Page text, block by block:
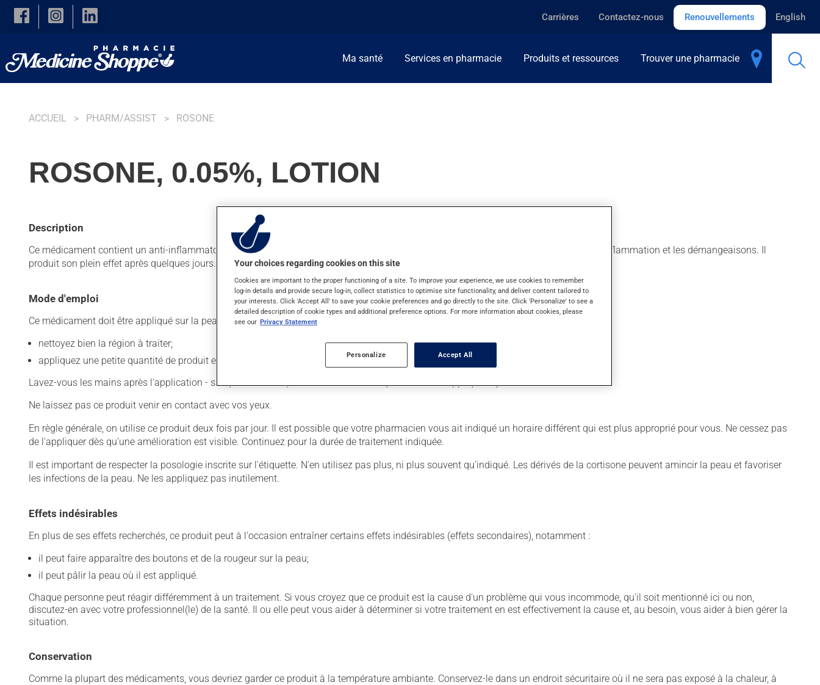
Skip to main content
Carrières Contactez-nous Renouvellements English
Ma santé Services en pharmacie Produits et ressources Trouver une pharmacie
ACCUEIL PHARM/ASSIST ROSONE
ROSONE, 0.05%, LOTION
Description
Ce médicament contient un anti-inflammatoire topique de la famille de la cortisone (corticostéroïde). Habituellement, on l'utilise pour l'inflammation et les démangeaisons. Il
produit son plein effet après quelques jours.
Mode d'emploi
Ce médicament doit être appliqué sur la peau. Pour l'utiliser :
nettoyez bien la région à traiter;
appliquez une petite quantité de produit et limitez l'application à la région affectée.
Lavez-vous les mains après l'application - sauf, évidemment, si c'est sur les mains que vous avez appliqué le produit.
Ne laissez pas ce produit venir en contact avec vos yeux.
En règle générale, on utilise ce produit deux fois par jour. Il est possible que votre pharmacien vous ait indiqué un horaire différent qui est plus approprié pour vous. Ne cessez pas
de l'appliquer dès qu'une amélioration est visible. Continuez pour la durée de traitement indiquée.
Il est important de respecter la posologie inscrite sur l'étiquette. N'en utilisez pas plus, ni plus souvent qu'indiqué. Les dérivés de la cortisone peuvent amincir la peau et favoriser
les infections de la peau. Ne les appliquez pas inutilement.
Effets indésirables
En plus de ses effets recherchés, ce produit peut à l'occasion entraîner certains effets indésirables (effets secondaires), notamment :
il peut faire apparaître des boutons et de la rougeur sur la peau;
il peut pâlir la peau où il est appliqué.
Chaque personne peut réagir différemment à un traitement. Si vous croyez que ce produit est la cause d'un problème qui vous incommode, qu'il soit mentionné ici ou non,
discutez-en avec votre professionnel(le) de la santé. Il ou elle peut vous aider à déterminer si votre traitement en est effectivement la cause et, au besoin, vous aider à bien gérer la
situation.
Conservation
Comme la plupart des médicaments, vous devriez garder ce produit à la température ambiante. Conservez-le dans un endroit sécuritaire où il ne sera pas exposé à la chaleur, à
Your choices regarding cookies on this site
Cookies are important to the proper functioning of a site. To improve your experience, we use cookies to remember
log-in details and provide secure log-in, collect statistics to optimise site functionality, and deliver content tailored to
your interests. Click 'Accept All' to save your cookie preferences and go directly to the site. Click 'Personalize' to see a
detailed description of cookie types and additional preference options. For more information about cookies, please
see our Privacy Statement
Personalize Accept All